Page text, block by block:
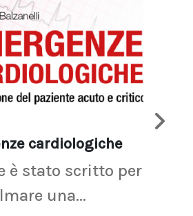
cardiologiche
è stato scritto per
una...